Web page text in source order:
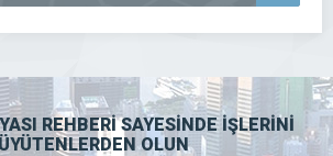
REHBERİ SAYESİNDE İŞLERİNİ
OLUN